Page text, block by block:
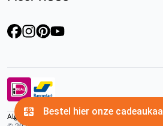
facebookinstagram
pinterest
youtube
Algemene voorwaardenPrivacyverklaringCookies